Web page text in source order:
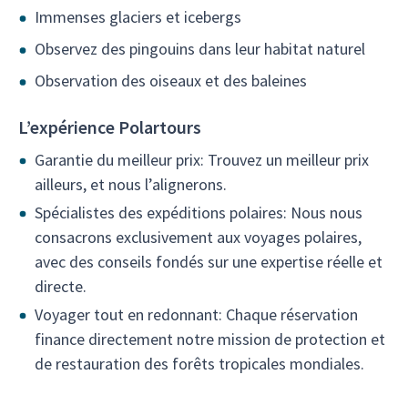
Immenses glaciers et icebergs
Observez des pingouins dans leur habitat naturel
Observation des oiseaux et des baleines
L’expérience Polartours
Garantie du meilleur prix: Trouvez un meilleur prix
ailleurs, et nous l’alignerons.
Spécialistes des expéditions polaires: Nous nous
consacrons exclusivement aux voyages polaires,
avec des conseils fondés sur une expertise réelle et
directe.
Voyager tout en redonnant: Chaque réservation
finance directement notre mission de protection et
de restauration des forêts tropicales mondiales.